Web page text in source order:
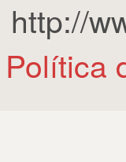
http://
Política